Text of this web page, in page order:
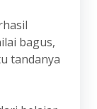
bagus,
tandanya